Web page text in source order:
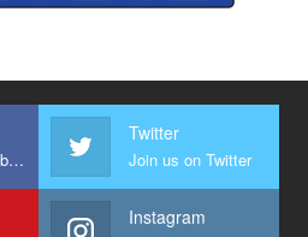
Join us on Facebook
Twitter
Join us on Twitter
Instagram